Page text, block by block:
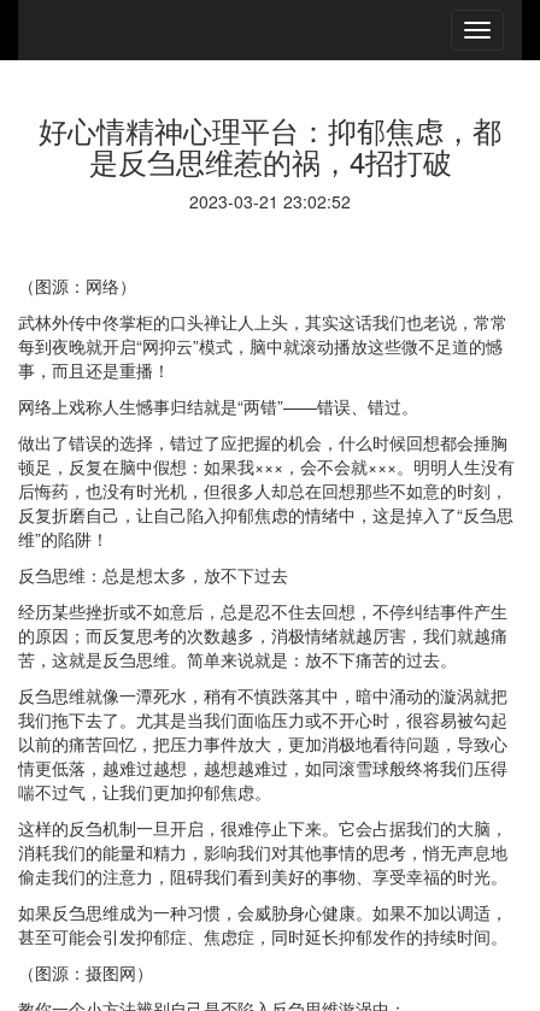
好心情精神心理平台：抑郁焦虑，都
是反刍思维惹的祸，4招打破
2023-03-21 23:02:52
（图源：网络）
武林外传中佟掌柜的口头禅让人上头，其实这话我们也老说，常常
每到夜晚就开启“网抑云”模式，脑中就滚动播放这些微不足道的憾
事，而且还是重播！
网络上戏称人生憾事归结就是“两错”——错误、错过。
做出了错误的选择，错过了应把握的机会，什么时候回想都会捶胸
顿足，反复在脑中假想：如果我×××，会不会就×××。明明人生没有
后悔药，也没有时光机，但很多人却总在回想那些不如意的时刻，
反复折磨自己，让自己陷入抑郁焦虑的情绪中，这是掉入了“反刍思
维”的陷阱！
反刍思维：总是想太多，放不下过去
经历某些挫折或不如意后，总是忍不住去回想，不停纠结事件产生
的原因；而反复思考的次数越多，消极情绪就越厉害，我们就越痛
苦，这就是反刍思维。简单来说就是：放不下痛苦的过去。
反刍思维就像一潭死水，稍有不慎跌落其中，暗中涌动的漩涡就把
我们拖下去了。尤其是当我们面临压力或不开心时，很容易被勾起
以前的痛苦回忆，把压力事件放大，更加消极地看待问题，导致心
情更低落，越难过越想，越想越难过，如同滚雪球般终将我们压得
喘不过气，让我们更加抑郁焦虑。
这样的反刍机制一旦开启，很难停止下来。它会占据我们的大脑，
消耗我们的能量和精力，影响我们对其他事情的思考，悄无声息地
偷走我们的注意力，阻碍我们看到美好的事物、享受幸福的时光。
如果反刍思维成为一种习惯，会威胁身心健康。如果不加以调适，
甚至可能会引发抑郁症、焦虑症，同时延长抑郁发作的持续时间。
（图源：摄图网）